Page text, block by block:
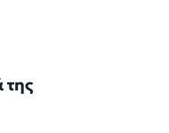
της